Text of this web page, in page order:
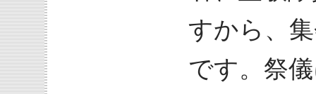
すから、
です。祭